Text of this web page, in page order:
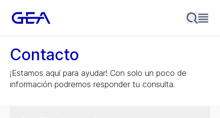
Contacto
¡Estamos aquí para ayudar! Con solo un poco de
información podremos responder tu consulta.